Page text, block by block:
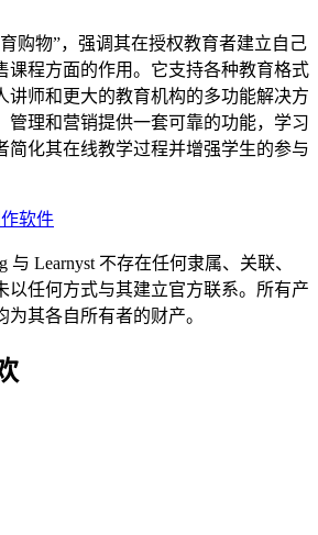
购物”，强调其在授权教育者建立自己
课程方面的作用。它支持各种教育格式
讲师和更大的教育机构的多功能解决方
管理和营销提供一套可靠的功能，学习
简化其在线教学过程并增强学生的参与
软件
与 Learnyst 不存在任何隶属、关联、
以任何方式与其建立官方联系。所有产
其各自所有者的财产。